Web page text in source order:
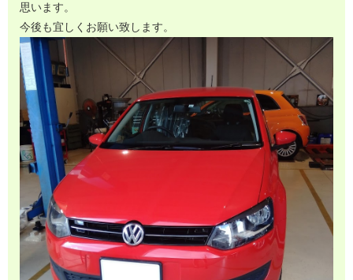
思います。
今後も宜しくお願い致します。